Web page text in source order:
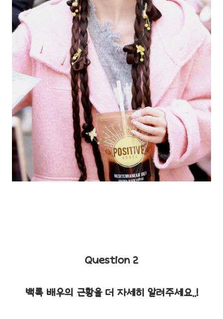
Question 2
백록 배우의 근황을 더 자세히 알려주세요..!